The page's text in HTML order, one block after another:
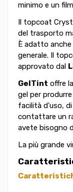
minimo e un
Il topcoat
del trasporto
È adatto
generale. Il
approvato dal
GelTint offre
gel per
facilità d'uso,
contattare un
avete bisogno
La più grande